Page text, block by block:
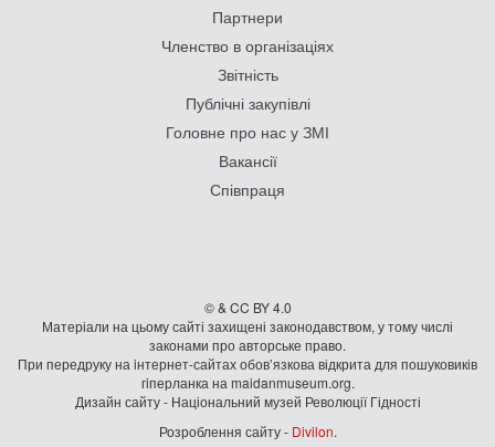
Партнери
Членство в організаціях
Звітність
Публічні закупівлі
Головне про нас у ЗМІ
Вакансії
Співпраця
© & CC BY 4.0
Матеріали на цьому сайті захищені законодавством, у тому числі
законами про авторське право.
При передруку на iнтернет-сайтах обов’язкова відкрита для пошуковиків
гiперланка на maidanmuseum.org.
Дизайн сайту - Національний музей Революції Гідності
Розроблення сайту - Divilon.